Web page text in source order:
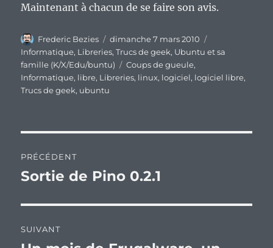
Maintenant à chacun de se faire son avis.
Auteur
Frederic Bezies
Publié
le
dimanche 7 mars 2010
Informatique, Libreries,Trucs de geek, Ubuntu et sa
famille (K/X/Edu/buntu)
Étiquettes
Coups de gueule,
Informatique, libre, Libreries, linux, logiciel, logiciel libre,
Trucs de geek, ubuntu
de
PRÉCÉDENT
Publication
Sortie de Pino 0.2.1
SUIVANT